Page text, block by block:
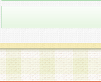
い。
6.当社は、お客様から当社が
められた場合には、ご本人様
せ先となります。
第2条 会員の資格
1.会員とは、本規約等を承諾